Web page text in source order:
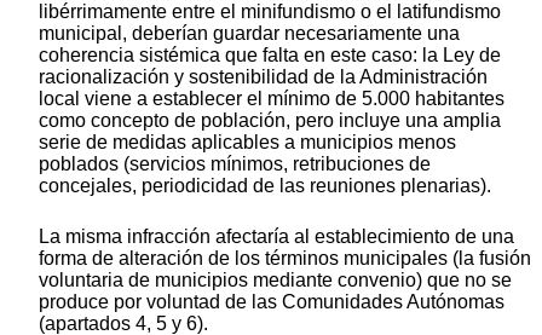
libérrimamente entre el minifundismo o el latifundismo
municipal, deberían guardar necesariamente una
coherencia sistémica que falta en este caso: la Ley de
racionalización y sostenibilidad de la Administración
local viene a establecer el mínimo de 5.000 habitantes
como concepto de población, pero incluye una amplia
serie de medidas aplicables a municipios menos
poblados (servicios mínimos, retribuciones de
concejales, periodicidad de las reuniones plenarias).
La misma infracción afectaría al establecimiento de una
forma de alteración de los términos municipales (la fusión
voluntaria de municipios mediante convenio) que no se
produce por voluntad de las Comunidades Autónomas
(apartados 4, 5 y 6).